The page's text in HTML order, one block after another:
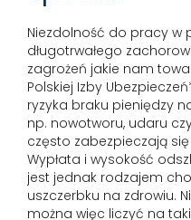
Niezdolność do pracy w
długotrwałego
zagrożeń jakie nam
Polskiej Izby
ryzyka braku pieniędzy
np. nowotworu, udaru
często zabezpieczają
Wypłata i wysokość
jest jednak rodzajem
uszczerbku na zdrowiu.
można więc liczyć na